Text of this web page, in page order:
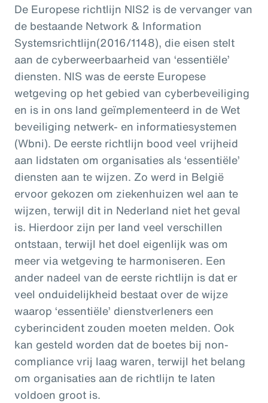
De Europese richtlijn NIS2 is de vervanger van
de bestaande Network & Information
Systemsrichtlijn(2016/1148), die eisen stelt
aan de cyberweerbaarheid van ‘essentiële’
diensten. NIS was de eerste Europese
wetgeving op het gebied van cyberbeveiliging
en is in ons land geïmplementeerd in de Wet
beveiliging netwerk- en informatiesystemen
(Wbni). De eerste richtlijn bood veel vrijheid
aan lidstaten om organisaties als ‘essentiële’
diensten aan te wijzen. Zo werd in België
ervoor gekozen om ziekenhuizen wel aan te
wijzen, terwijl dit in Nederland niet het geval
is. Hierdoor zijn per land veel verschillen
ontstaan, terwijl het doel eigenlijk was om
meer via wetgeving te harmoniseren. Een
ander nadeel van de eerste richtlijn is dat er
veel onduidelijkheid bestaat over de wijze
waarop ‘essentiële’ dienstverleners een
cyberincident zouden moeten melden. Ook
kan gesteld worden dat de boetes bij non-
compliance vrij laag waren, terwijl het belang
om organisaties aan de richtlijn te laten
voldoen groot is.